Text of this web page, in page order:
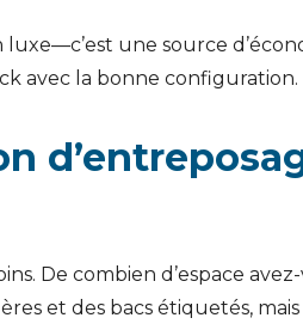
une source
avec la bonne configuration.
De combien d’espace
et des bacs étiquetés,